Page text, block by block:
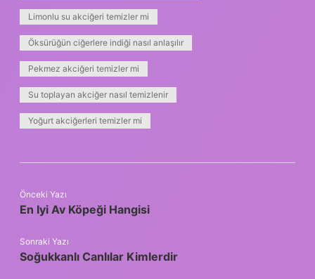
Limonlu su akciğeri temizler mi
Öksürüğün ciğerlere indiği nasıl anlaşılır
Pekmez akciğeri temizler mi
Su toplayan akciğer nasıl temizlenir
Yoğurt akciğerleri temizler mi
Önceki Yazı
En Iyi Av Köpeği Hangisi
Sonraki Yazı
Soğukkanlı Canlılar Kimlerdir